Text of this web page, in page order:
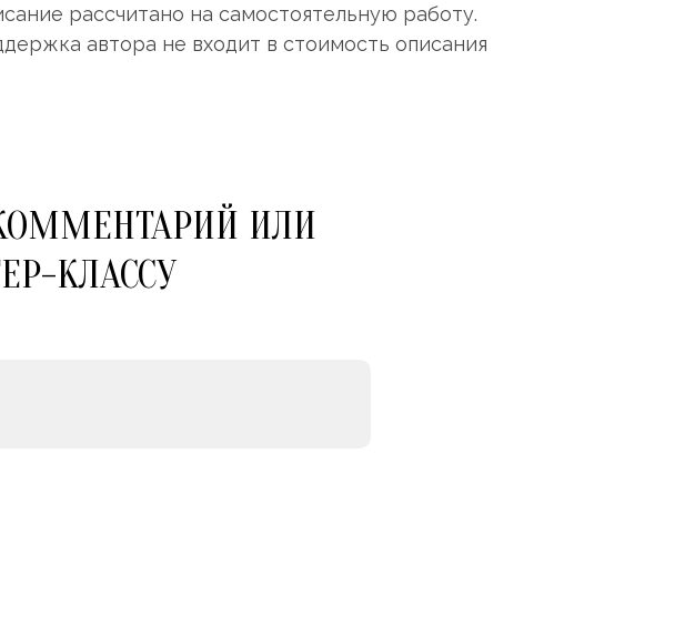
рассчитано на самостоятельную работу.
автора не входит в стоимость описания
ИЛИ
КЛАССУ